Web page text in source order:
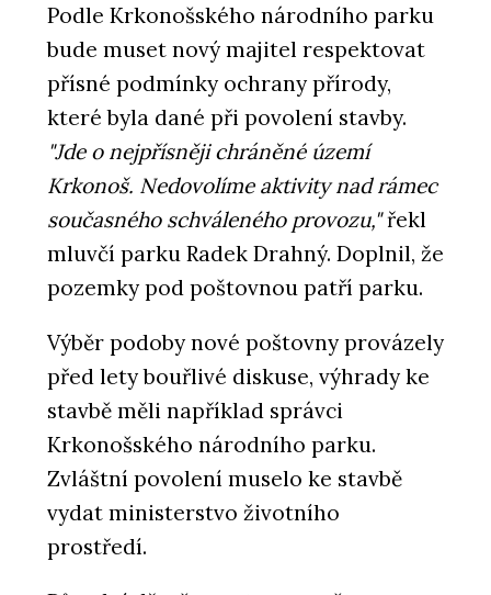
Podle Krkonošského národního parku
bude muset nový majitel respektovat
přísné podmínky ochrany přírody,
které byla dané při povolení stavby.
"Jde o nejpřísněji chráněné území
Krkonoš. Nedovolíme aktivity nad rámec
současného schváleného provozu,"řekl
mluvčí parku Radek Drahný. Doplnil, že
pozemky pod poštovnou patří parku.
Výběr podoby nové poštovny provázely
před lety bouřlivé diskuse, výhrady ke
stavbě měli například správci
Krkonošského národního parku.
Zvláštní povolení muselo ke stavbě
vydat ministerstvo životního
prostředí.